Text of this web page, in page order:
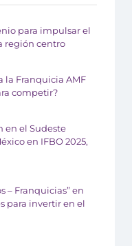
para impulsar el
región centro
la Franquicia AMF
competir?
en el Sudeste
en IFBO 2025,
– Franquicias” en
para invertir en el